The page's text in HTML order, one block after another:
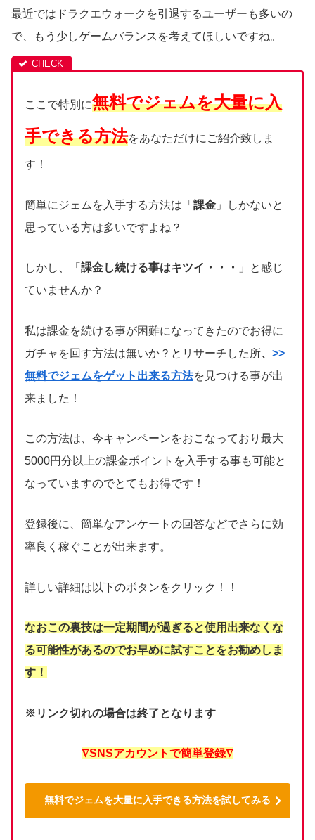
最近ではドラクエウォークを引退するユーザーも多いの
で、もう少しゲームバランスを考えてほしいですね。
ここで特別に無料でジェムを大量に入
手できる方法をあなただけにご紹介致しま
す！
簡単にジェムを入手する方法は「 課金 」しかないと
思っている方は多いですよね？
しかし、「 課金し続ける事はキツイ・・・
」と感じ
ていませんか？
私は課金を続ける事が困難になってきたのでお得に
ガチャを回す方法は無いか？とリサーチした所、 >>
無料でジェムをゲット出来る方法を見つける事が出
来ました！
この方法は、今キャンペーンをおこなっており最大
5000円分以上の課金ポイントを入手する事も可能と
なっていますのでとてもお得です！
登録後に、簡単なアンケートの回答などでさらに効
率良く稼ぐことが出来ます。
詳しい詳細は以下のボタンをクリック！！
なおこの裏技は一定期間が過ぎると使用出来なくな
る可能性があるのでお早めに試すことをお勧めしま
す！
※リンク切れの場合は終了となります
∇SNSアカウントで簡単登録∇
無料でジェムを大量に入手できる方法を試してみる